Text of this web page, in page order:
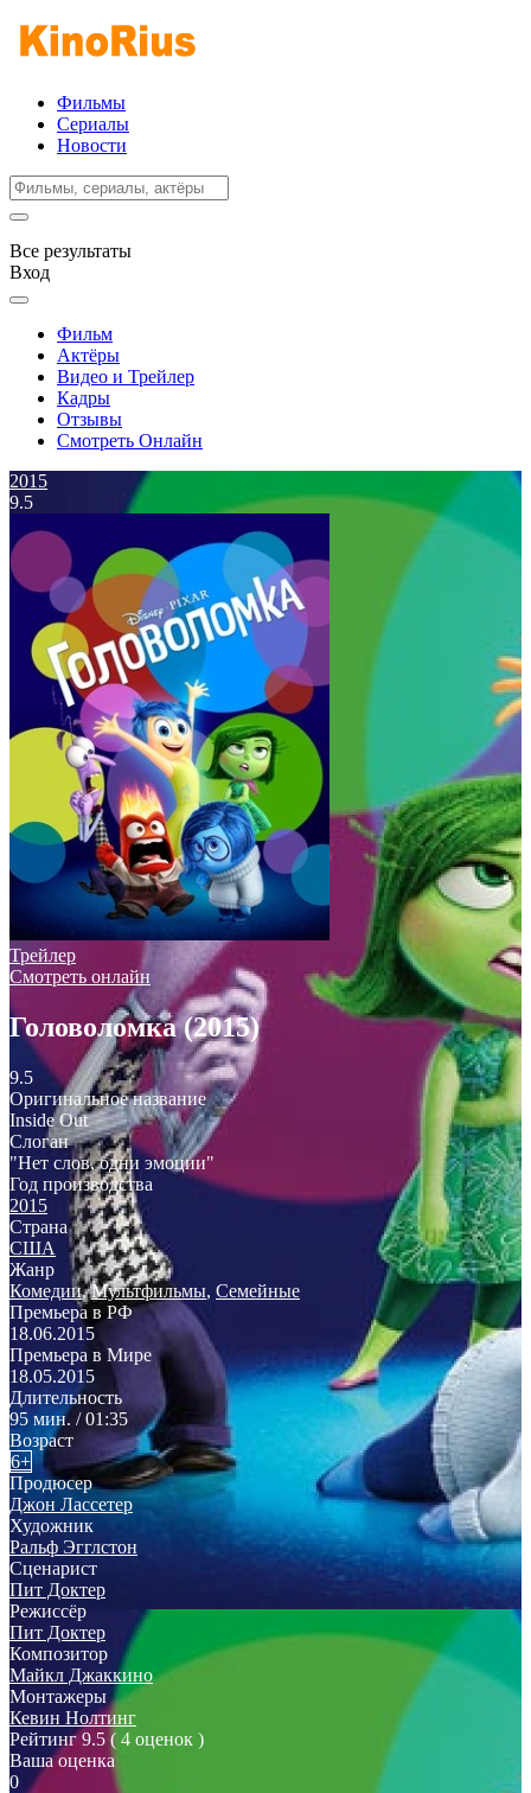
Фильмы
Сериалы
Новости
Все результаты
Вход
Фильм
Актёры
Видео и Трейлер
Кадры
Отзывы
Смотреть Онлайн
2015
9.5
Трейлер
Смотреть онлайн
Головоломка (2015)
9.5
Оригинальное название
Inside Out
Слоган
"Нет слов, одни эмоции"
Год производства
2015
Страна
США
Жанр
Комедии,Мультфильмы, Семейные
Премьера в РФ
18.06.2015
Премьера в Мире
18.05.2015
Длительность
95 мин. / 01:35
Возраст
6+
Продюсер
Джон Лассетер
Художник
Ральф Эгглстон
Сценарист
Пит Доктер
Режиссёр
Пит Доктер
Композитор
Майкл Джаккино
Монтажеры
Кевин Нолтинг
Рейтинг 9.5 ( 4 оценок )
Ваша оценка
0